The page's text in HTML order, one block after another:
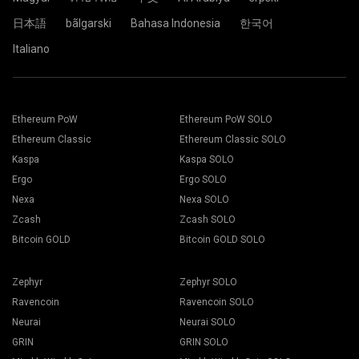
Przejść do zakładki Pracownicy.
Wybierz swoje platformy wydobywcze i wciśnij przycisk
Kopanie.
wydobywczej, a proces wydobycia rozpoczyna się
Wszystko jest gotowe. Twoje urządzenie górnicze
nazwę w polu Name poniżej. Naciśnij przycisk Create.
wyskakujące okienko, wybierz najbliższą lokalizację
serwera. Domyślną lokalizacją dla Europy jest EU.
日本語
bãlgarski Bahasa Indonesia
한국어
Italiano
Ethereum PoW
Ethereum Classic
Kaspa
Ergo
Nexa
Zcash
Bitcoin GOLD
Ethereum PoW SOLO
Ethereum Classic SOLO
Kaspa SOLO
Ergo SOLO
Nexa SOLO
Zcash SOLO
Bitcoin GOLD SOLO
Zephyr
Ravencoin
Neurai
GRIN
Zephyr SOLO
Ravencoin SOLO
Neurai SOLO
GRIN SOLO